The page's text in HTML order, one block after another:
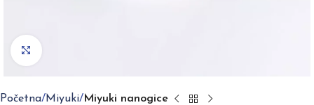
Početna Miyuki Miyuki nanogice